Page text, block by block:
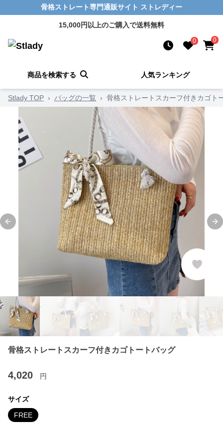
骨格ストレート専門通販サイト ストレディー
15,000円以上のご購入で送料無料
0 0
商品を検索する 人気ランキング
Stlady TOP › バッグの一覧 › 骨格ストレートスカーフ付きカゴト
Previous slide
骨格ストレートスカーフ付きカゴトートバッグ
4,020 円
サイズ
FREE